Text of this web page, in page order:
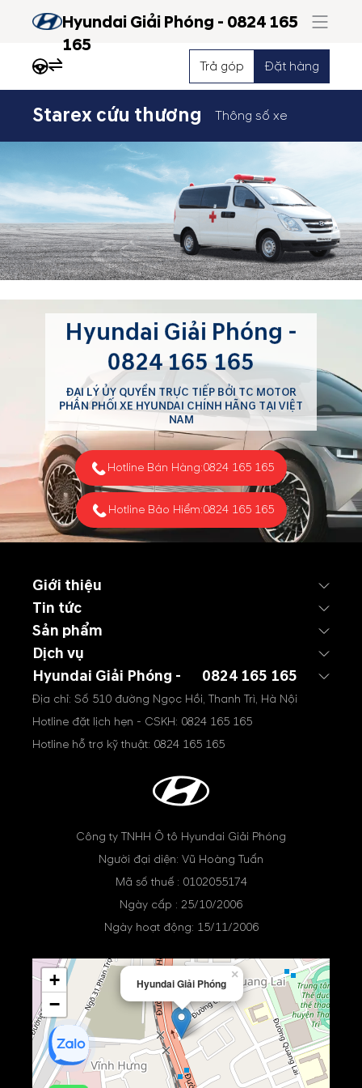
Hyundai Giải Phóng - 0824 165
165
Trả góp Đặt hàng
Starex cứu thương Thông số xe
Hyundai Giải Phóng -
0824 165 165
ĐẠI LÝ ỦY QUYỀN TRỰC TIẾP BỞI TC MOTOR
PHÂN PHỐI XE HYUNDAI CHÍNH HÃNG TẠI VIỆT
NAM
Hotline Bán Hàng:0824 165 165
Hotline Bảo Hiểm:0824 165 165
Giới thiệu
Tin tức
Sản phẩm
Dịch vụ
Hyundai Giải Phóng -
0824 165 165
Địa chỉ: Số 510 đường Ngọc Hồi, Thanh Trì, Hà Nội
Hotline đặt lịch hẹn - CSKH: 0824 165 165
Hotline hỗ trợ kỹ thuật: 0824 165 165
Công ty TNHH Ô tô Hyundai Giải Phóng
Người đại diện: Vũ Hoàng Tuấn
Mã số thuế : 0102055174
Ngày cấp : 25/10/2006
Ngày hoạt động: 15/11/2006
Hyundai Giải Phóng
×
+
−